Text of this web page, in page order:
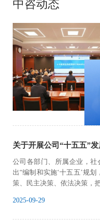
中咨动态
关于开展公司“十五五”
公司各部门、所属企业，
出“编制和实施‘十五五’规
策、民主决策、依法决策，
2025-09-29